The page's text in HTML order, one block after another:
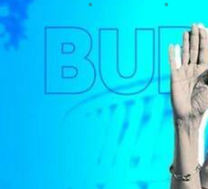
వ్రాసిన వారు
ఈ వార్తాకథనం ఏంటి
2023-24 ఆర్థిక
మంగళవారం లోక్‌సభలో
వచ్చే ఆర్థిక
ప్రపంచంలోని ఇతర దేశాల